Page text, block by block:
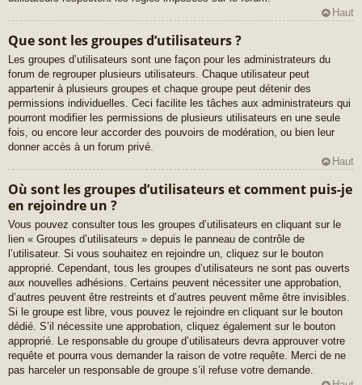
Haut
Que sont les groupes d’utilisateurs ?
Les groupes d’utilisateurs sont une façon pour les administrateurs du
forum de regrouper plusieurs utilisateurs. Chaque utilisateur peut
appartenir à plusieurs groupes et chaque groupe peut détenir des
permissions individuelles. Ceci facilite les tâches aux administrateurs qui
pourront modifier les permissions de plusieurs utilisateurs en une seule
fois, ou encore leur accorder des pouvoirs de modération, ou bien leur
donner accès à un forum privé.
Haut
Où sont les groupes d’utilisateurs et comment puis-je
en rejoindre un ?
Vous pouvez consulter tous les groupes d’utilisateurs en cliquant sur le
lien « Groupes d’utilisateurs » depuis le panneau de contrôle de
l’utilisateur. Si vous souhaitez en rejoindre un, cliquez sur le bouton
approprié. Cependant, tous les groupes d’utilisateurs ne sont pas ouverts
aux nouvelles adhésions. Certains peuvent nécessiter une approbation,
d’autres peuvent être restreints et d’autres peuvent même être invisibles.
Si le groupe est libre, vous pouvez le rejoindre en cliquant sur le bouton
dédié. S’il nécessite une approbation, cliquez également sur le bouton
approprié. Le responsable du groupe d’utilisateurs devra approuver votre
requête et pourra vous demander la raison de votre requête. Merci de ne
pas harceler un responsable de groupe s’il refuse votre demande.